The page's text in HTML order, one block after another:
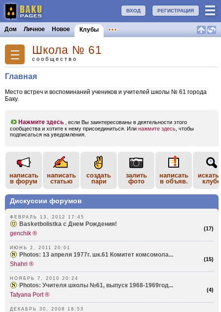
РЕГИСТРАЦИЯ
ВХОД
Дом Личное Новое Клубы
Школа № 61
сообщество
Главная
Место встреч и воспоминаний учеников и учителей школы № 61 города
Баку.
Нажмите здесь , если Вы заинтересованы в деятельности этого
сообщества и хотите к нему присоединиться. Или нажмите здесь , чтобы
подписаться на уведомления.
написать
в форум
написать
статью
создать
пари
залить
фото
написать
в объяв.
искать
клубе
Дискуссии форумов
ФЕВРАЛЬ 13, 2012 17:45
(17)
Basketbolistka с Днем Рождения!
genchik ®
ИЮНЬ 2, 2011 20:01
(15)
Photos: 13 апреля 1977г. шк.61 Комитет комсомола...
Shahri ®
НОЯБРЬ 7, 2010 20:24
(4)
Photos: Учителя школы №61, выпуск 1968-1969год...
Tatyana Port ®
ДЕКАБРЬ 30, 2008 18:53